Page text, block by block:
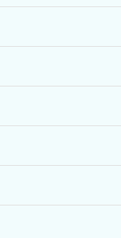
紐づけ解除
づけ
得
得（ネットワーク指定）
ィグループ取得
詳細取得